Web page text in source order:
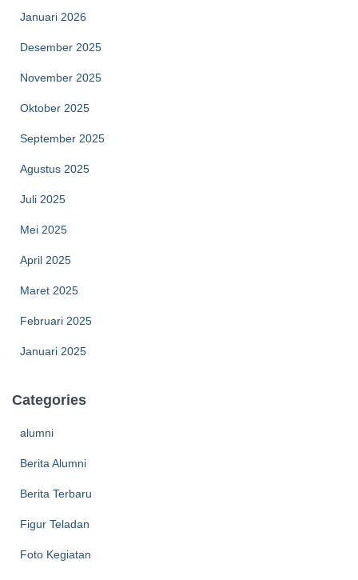
Januari 2026
Desember 2025
November 2025
Oktober 2025
September 2025
Agustus 2025
Juli 2025
Mei 2025
April 2025
Maret 2025
Februari 2025
Januari 2025
Categories
alumni
Berita Alumni
Berita Terbaru
Figur Teladan
Foto Kegiatan